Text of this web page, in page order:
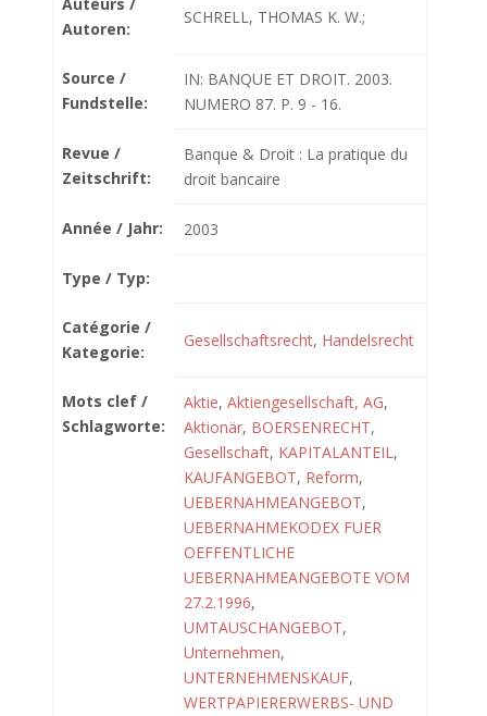
Autoren:
SCHRELL, THOMAS K. W.;
Source /
Fundstelle:
IN: BANQUE ET DROIT. 2003.
NUMERO 87. P. 9 - 16.
Revue /
Zeitschrift:
Banque & Droit : La pratique du
droit bancaire
Année / Jahr: 2003
Type / Typ:
Catégorie /
Kategorie:
Gesellschaftsrecht, Handelsrecht
Mots clef /
Schlagworte:
Aktie, Aktiengesellschaft, AG,
Aktionär, BOERSENRECHT,
Gesellschaft, KAPITALANTEIL,
KAUFANGEBOT, Reform,
UEBERNAHMEANGEBOT,
UEBERNAHMEKODEX FUER
OEFFENTLICHE
UEBERNAHMEANGEBOTE VOM
27.2.1996,
UMTAUSCHANGEBOT,
Unternehmen,
UNTERNEHMENSKAUF,
WERTPAPIERERWERBS- UND